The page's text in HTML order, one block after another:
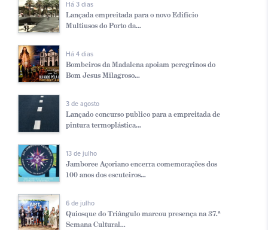
Há 3 dias
Lançada empreitada para o novo Edifício
Multiusos do Porto da...
Há 4 dias
Bombeiros da Madalena apoiam peregrinos do
Bom Jesus Milagroso...
3 de agosto
Lançado concurso publico para a empreitada de
pintura termoplástica...
13 de julho
Jamboree Açoriano encerra comemorações dos
100 anos dos escuteiros...
6 de julho
Quiosque do Triângulo marcou presença na 37.ª
Semana Cultural...